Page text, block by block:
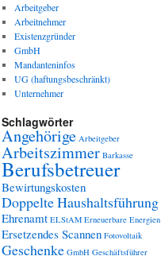
Arbeitgeber
Arbeitnehmer
Existenzgründer
GmbH
Mandanteninfos
UG (haftungsbeschränkt)
Unternehmer
Schlagwörter
Angehörige Arbeitgeber
Arbeitszimmer Barkasse
Berufsbetreuer
Bewirtungskosten
Doppelte Haushaltsführung
Ehrenamt ELStAM Erneuerbare Energien
Ersetzendes Scannen Fotovoltaik
Geschenke GmbH Geschäftsführer